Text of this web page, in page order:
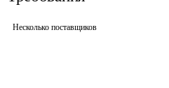
Несколько поставщиков